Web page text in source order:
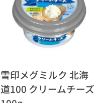
雪印メグミルク 北海
道100 クリームチーズ